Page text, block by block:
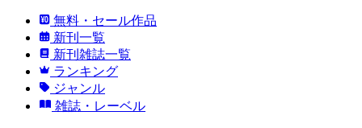
無料・セール作品
新刊一覧
新刊雑誌一覧
ランキング
ジャンル
雑誌・レーベル